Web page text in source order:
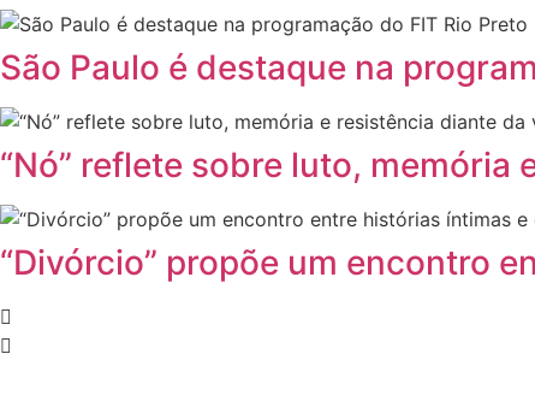
São Paulo é destaque na
“Nó” reflete sobre luto,
“Divórcio” propõe um encontro